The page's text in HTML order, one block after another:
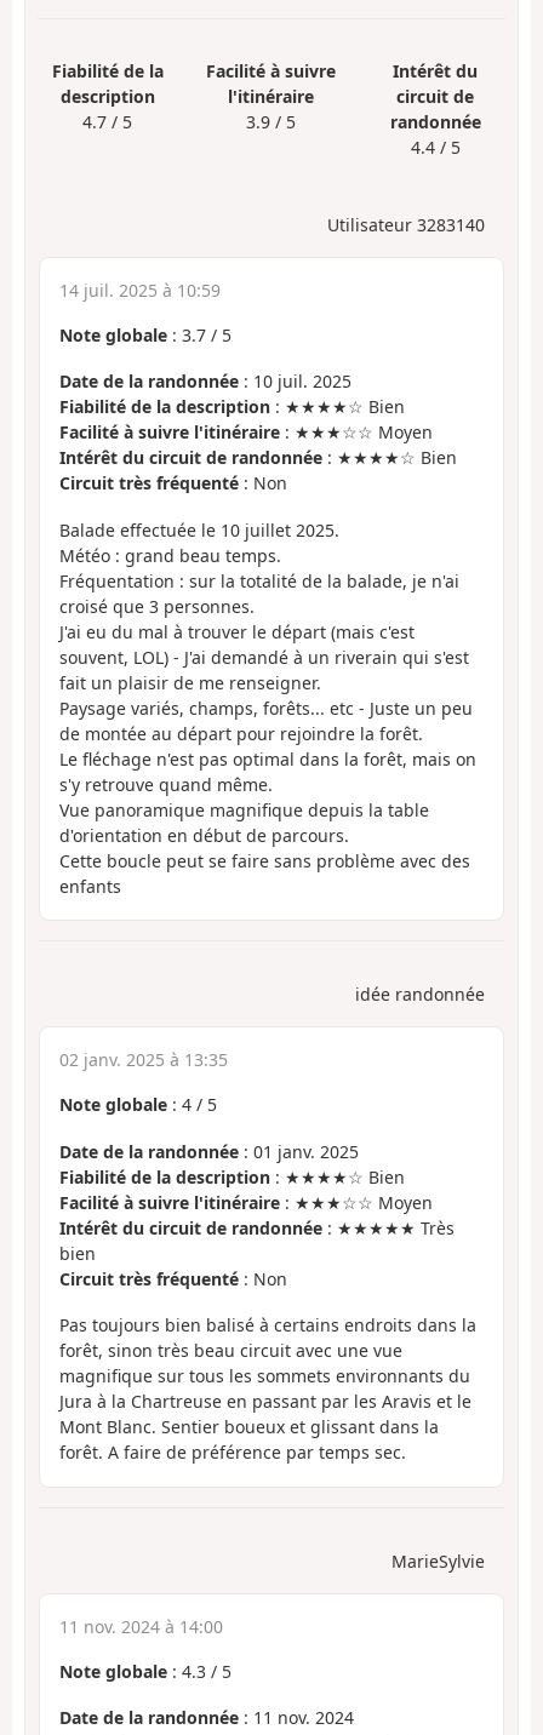
Fiabilité de la
description
4.7 / 5
Facilité à suivre
l'itinéraire
3.9 / 5
Intérêt du
circuit de
randonnée
4.4 / 5
Utilisateur 3283140
14 juil. 2025 à 10:59
Note globale : 3.7 / 5
Date de la randonnée : 10 juil. 2025
Fiabilité de la description : ★★★★☆ Bien
Facilité à suivre l'itinéraire : ★★★☆☆ Moyen
Intérêt du circuit de randonnée : ★★★★☆ Bien
Circuit très fréquenté : Non
Balade effectuée le 10 juillet 2025.
Météo : grand beau temps.
Fréquentation : sur la totalité de la balade, je n'ai
croisé que 3 personnes.
J'ai eu du mal à trouver le départ (mais c'est
souvent, LOL) - J'ai demandé à un riverain qui s'est
fait un plaisir de me renseigner.
Paysage variés, champs, forêts... etc - Juste un peu
de montée au départ pour rejoindre la forêt.
Le fléchage n'est pas optimal dans la forêt, mais on
s'y retrouve quand même.
Vue panoramique magnifique depuis la table
d'orientation en début de parcours.
Cette boucle peut se faire sans problème avec des
enfants
idée randonnée
02 janv. 2025 à 13:35
Note globale : 4 / 5
Date de la randonnée : 01 janv. 2025
Fiabilité de la description : ★★★★☆ Bien
Facilité à suivre l'itinéraire : ★★★☆☆ Moyen
Intérêt du circuit de randonnée : ★★★★★ Très
bien
Circuit très fréquenté : Non
Pas toujours bien balisé à certains endroits dans la
forêt, sinon très beau circuit avec une vue
magnifique sur tous les sommets environnants du
Jura à la Chartreuse en passant par les Aravis et le
Mont Blanc. Sentier boueux et glissant dans la
forêt. A faire de préférence par temps sec.
MarieSylvie
11 nov. 2024 à 14:00
Note globale : 4.3 / 5
Date de la randonnée : 11 nov. 2024